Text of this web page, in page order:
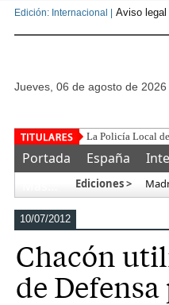
Edición: Internacional | Aviso legal
jueves, 06 de agosto de 2026
Es
Portada España
Ediciones >
10/07/2012
Chacón
de